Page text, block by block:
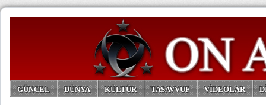
GÜNCEL DÜNYA KÜLTÜR TASAVVUF VİDEOLAR